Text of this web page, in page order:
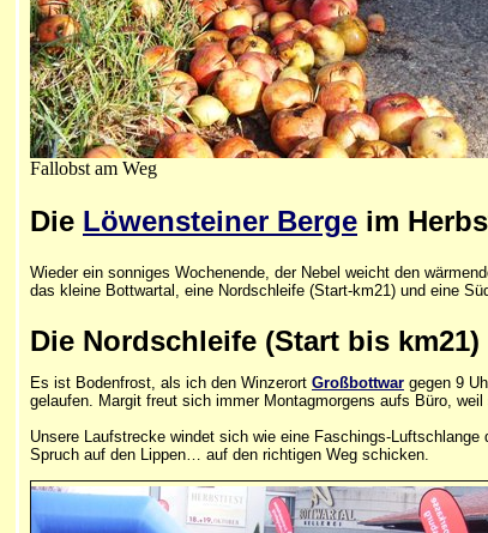
Fallobst am Weg
Die Löwensteiner Berge im
Wieder ein sonniges Wochenende, der Nebel weicht den
das kleine Bottwartal, eine Nordschleife (Start-km21) und eine
Die Nordschleife (Start bis km21)
Es ist Bodenfrost, als ich den Winzerort Großbottwar gegen 9
gelaufen. Margit freut sich immer Montagmorgens aufs Büro,
Unsere Laufstrecke windet sich wie eine Faschings-
Spruch auf den Lippen… auf den richtigen Weg schicken.